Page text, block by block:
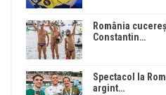
România
Constantin…
Spectacol la
argint…